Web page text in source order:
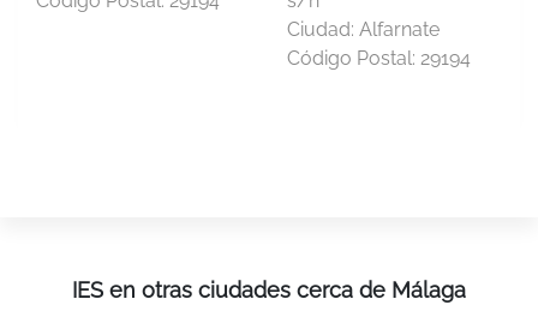
Ciudad: Alfarnate
Código Postal: 29194
IES en otras ciudades cerca de Málaga